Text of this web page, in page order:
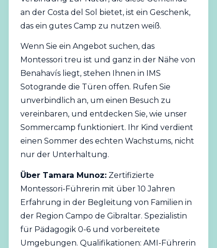
an der Costa del Sol bietet, ist ein Geschenk,
das ein gutes Camp zu nutzen weiß.
Wenn Sie ein Angebot suchen, das
Montessori treu ist und ganz in der Nähe von
Benahavís liegt, stehen Ihnen in IMS
Sotogrande die Türen offen. Rufen Sie
unverbindlich an, um einen Besuch zu
vereinbaren, und entdecken Sie, wie unser
Sommercamp funktioniert. Ihr Kind verdient
einen Sommer des echten Wachstums, nicht
nur der Unterhaltung.
Über Tamara Munoz:Zertifizierte
Montessori-Führerin mit über 10 Jahren
Erfahrung in der Begleitung von Familien in
der Region Campo de Gibraltar. Spezialistin
für Pädagogik 0-6 und vorbereitete
Umgebungen. Qualifikationen: AMI-Führerin